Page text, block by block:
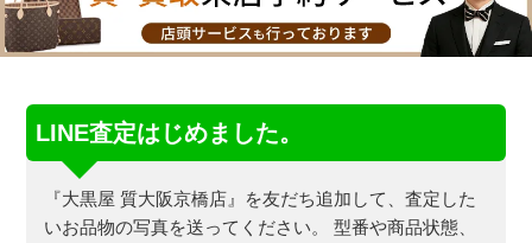
LINE査定はじめました。
『大黒屋 質大阪京橋店』を友だち追加して、査定した
いお品物の写真を送ってください。
型番や商品状態、